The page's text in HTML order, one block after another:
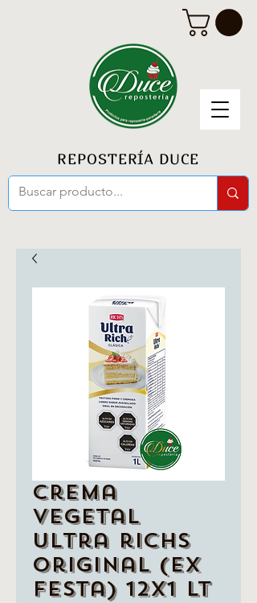
REPOSTERÍA DUCE
Crema
vegetal
ultra richs
Original (Ex
festa) 12x1 LT